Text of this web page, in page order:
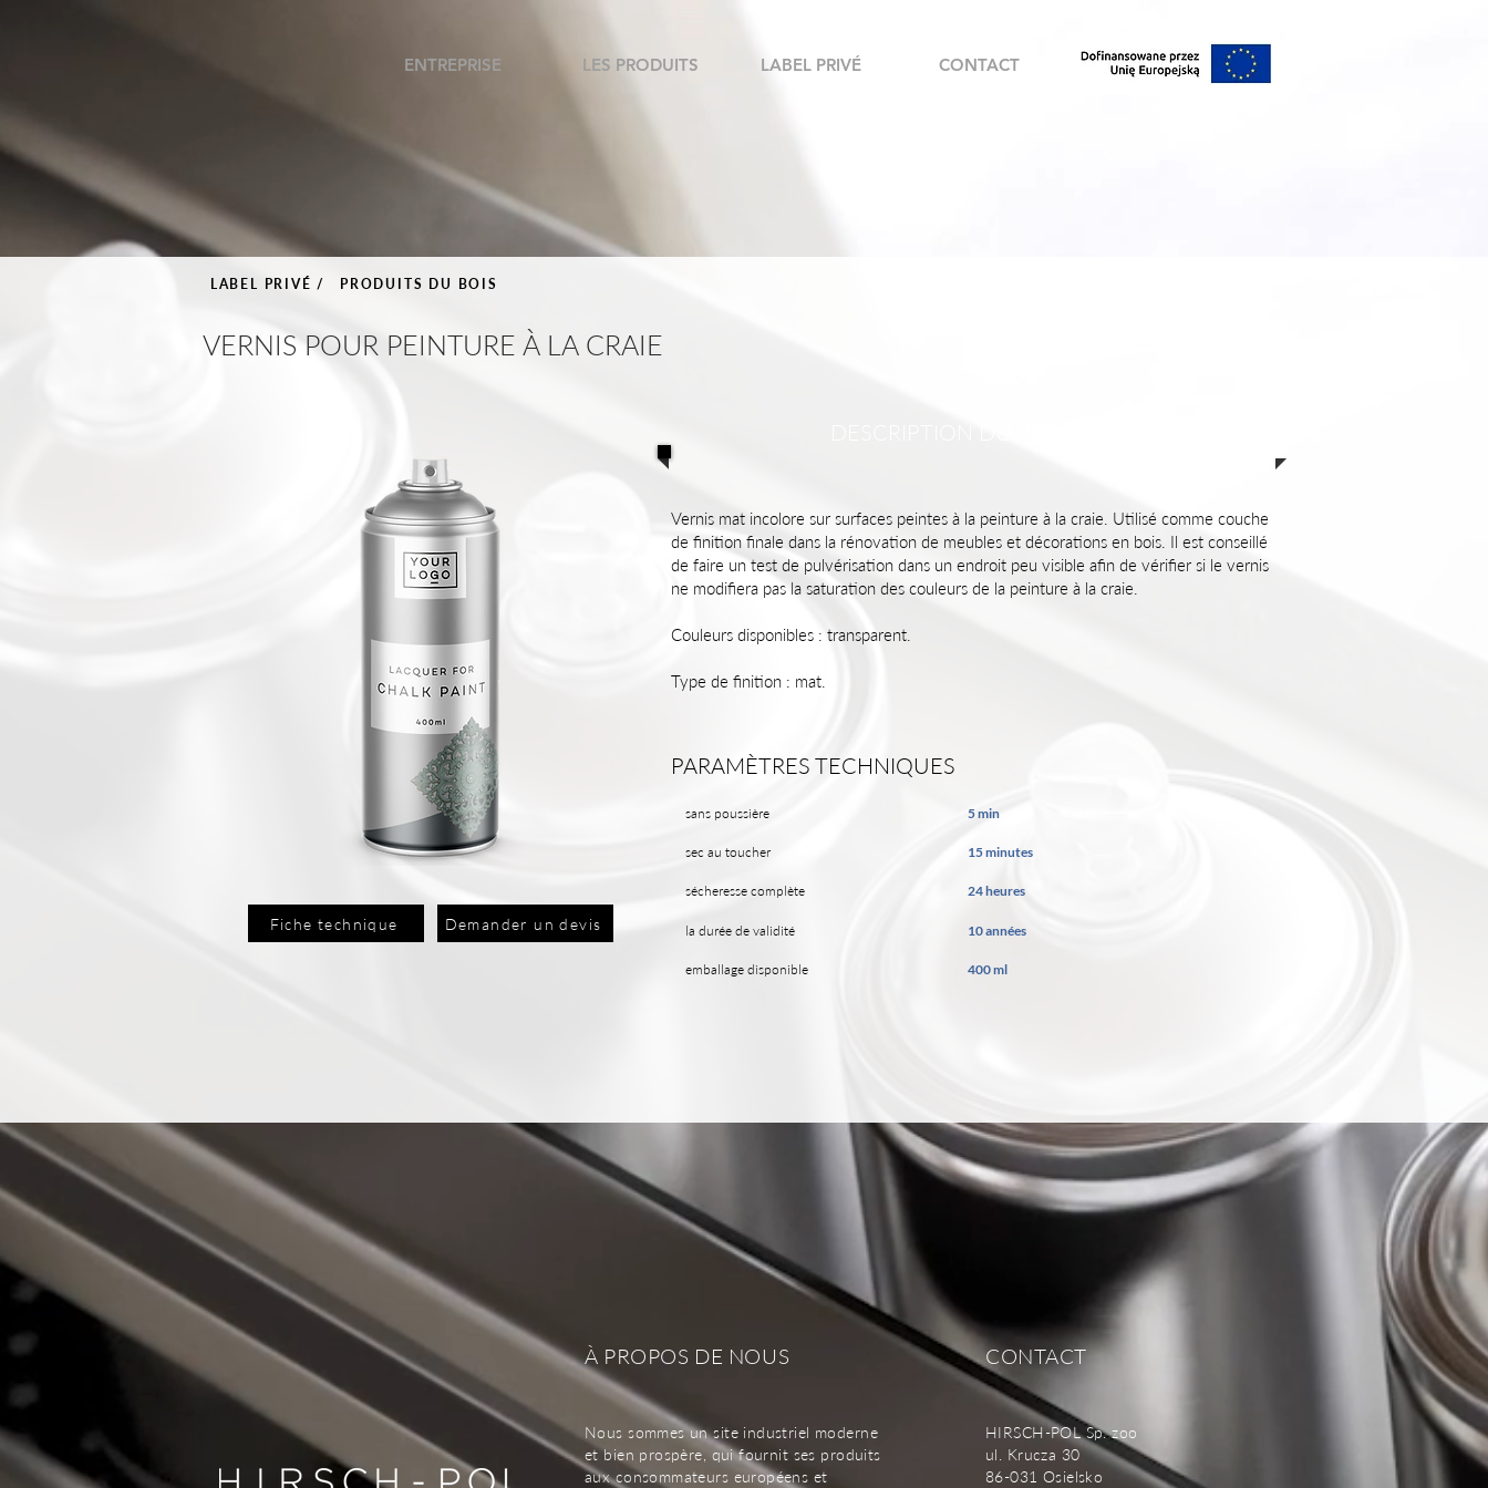
ENTREPRISE LES PRODUITS LABEL PRIVÉ CONTACT
LABEL PRIVÉ / PRODUITS DU BOIS
VERNIS POUR PEINTURE À LA CRAIE
Vernis mat incolore sur surfaces peintes à la peinture à la craie. Utilisé comme couche
de finition finale dans la rénovation de meubles et décorations en bois. Il est conseillé
de faire un test de pulvérisation dans un endroit peu visible afin de vérifier si le vernis
ne modifiera pas la saturation des couleurs de la peinture à la craie.
Couleurs disponibles : transparent.
Type de finition : mat.
PARAMÈTRES TECHNIQUES
Fiche technique Demander un devis
sans poussière 5 min
sec au toucher 15 minutes
sécheresse complète 24 heures
la durée de validité 10 années
emballage disponible 400 ml
À PROPOS DE NOUS
Nous sommes un site industriel moderne
et bien prospère, qui fournit ses produits
aux consommateurs européens et
CONTACT
HIRSCH-POL Sp. zoo
ul. Krucza 30
86-031 Osielsko